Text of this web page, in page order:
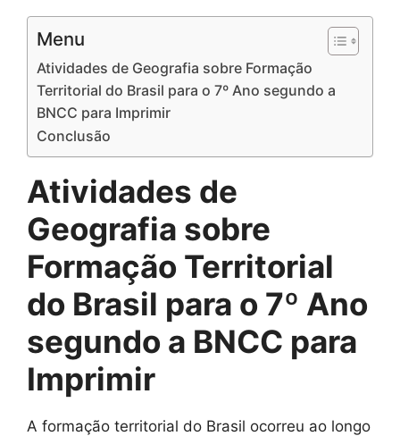
Menu
Atividades de Geografia sobre Formação
Territorial do Brasil para o 7º Ano segundo a
BNCC para Imprimir
Conclusão
Atividades de
Geografia sobre
Formação Territorial
do Brasil para o 7º Ano
segundo a BNCC para
Imprimir
A formação territorial do Brasil ocorreu ao longo